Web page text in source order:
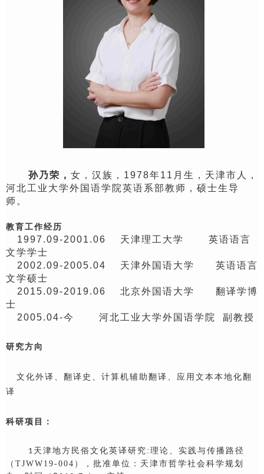
孙乃荣， 女，汉族， 1978年11 月生，天津市人，
河北工业大学外国语学院英语系部教师，硕士生导
师。
教育工作经历
1997 .09-2001 .06 天津理工大学
英语语言
文学学士
2002 .09-2005.04 天津外国语大学
英语语言
文学硕士
2015.09-2019.06 北京外国语大学
翻译学博
士
2005.04-今 河北工业大学外国语学院 副教授
研究方向
文化外译、翻译史、计算机辅助翻译、应用文本本地化翻
译
科研项目：
1 天津地方民俗文化英译研究:理论、实践与传播路径
（ TJWW19-004 ），批准单位：天津市哲学社会科学规划